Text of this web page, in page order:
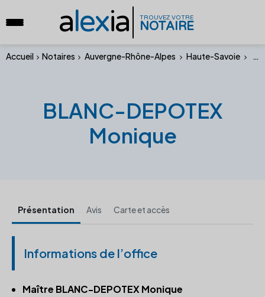
alexia TROUVEZ VOTRE
NOTAIRE
Accueil Notaires Auvergne-Rhône-Alpes Haute-Savoie
BLANC-DEPOTEX
Monique
Présentation Avis Carte et accès
Informations de l’office
Maître BLANC-DEPOTEX Monique